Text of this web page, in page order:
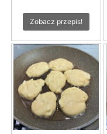
Zobacz przepis!